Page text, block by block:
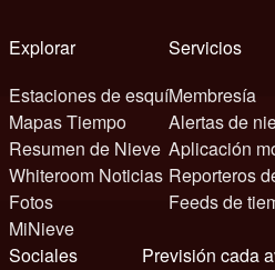
Explorar
Estaciones de esquí
Mapas Tiempo
Resumen de Nieve
Whiteroom Noticias
Fotos
MiNieve
Servicios
Membresía
Alertas de
Aplicación
Reporteros
Feeds de
Sociales
Previsión cada